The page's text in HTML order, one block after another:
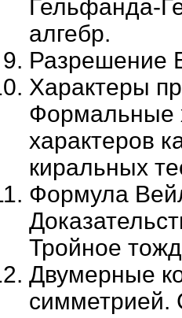
Гельфанда-
алгебр.
Разрешение
Характеры
Формальные
характеров
киральных
Формула
Тройное
Двумерные
симметрией.